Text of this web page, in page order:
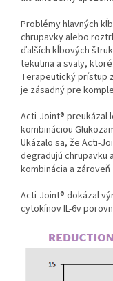
Problémy hlavných
chrupavky alebo
ďalších kĺbových
tekutina a svaly,
Terapeutický prístup
je zásadný pre
Acti-Joint® preukázal
kombináciou
Ukázalo sa, že Acti-
degradujú chrupavku
kombinácia a
Acti-Joint® dokázal
cytokínov IL-6v